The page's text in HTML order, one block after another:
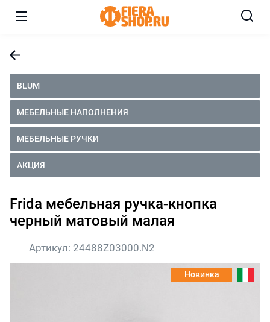
BLUM
МЕБЕЛЬНЫЕ НАПОЛНЕНИЯ
МЕБЕЛЬНЫЕ РУЧКИ
АКЦИЯ
Frida мебельная ручка-кнопка
черный матовый малая
Артикул: 24488Z03000.N2
Новинка